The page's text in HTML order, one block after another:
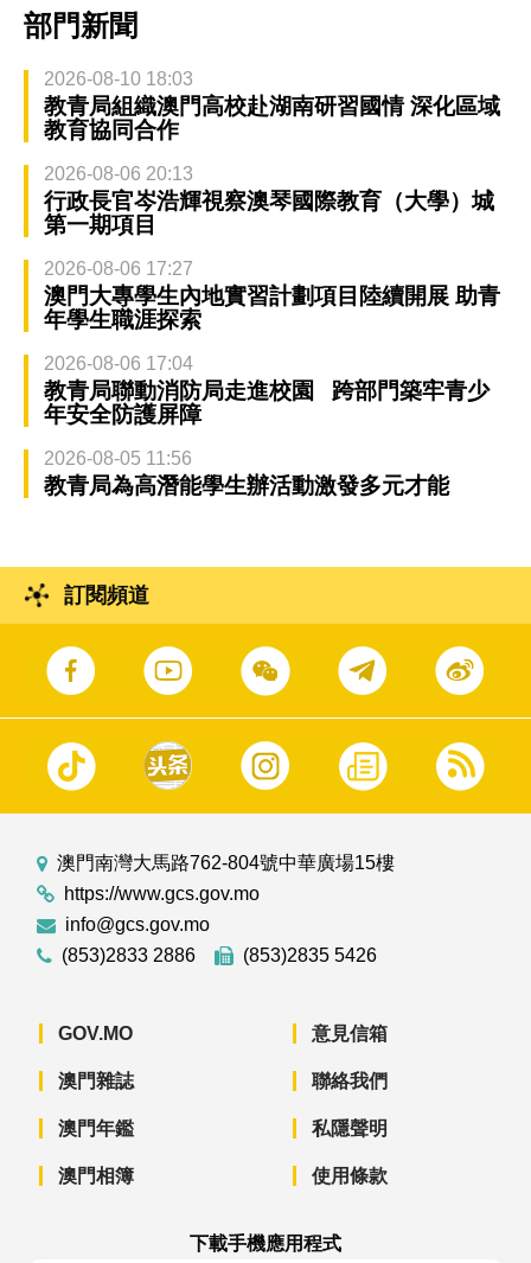
部門新聞
2026-08-10 18:03
教青局組織澳門高校赴湖南研習國情 深化區域
教育協同合作
2026-08-06 20:13
行政長官岑浩輝視察澳琴國際教育（大學）城
第一期項目
2026-08-06 17:27
澳門大專學生內地實習計劃項目陸續開展 助青
年學生職涯探索
2026-08-06 17:04
教青局聯動消防局走進校園 跨部門築牢青少
年安全防護屏障
2026-08-05 11:56
教青局為高潛能學生辦活動激發多元才能
訂閱頻道
澳門南灣大馬路762-804號中華廣場15樓
https://www.gcs.gov.mo
info@gcs.gov.mo
(853)2833 2886
(853)2835 5426
GOV.MO
澳門雜誌
澳門年鑑
澳門相簿
意見信箱
聯絡我們
私隱聲明
使用條款
下載手機應用程式